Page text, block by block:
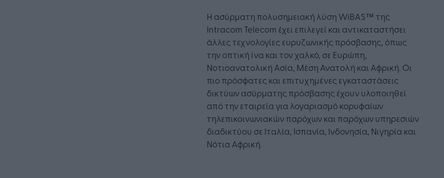
Η ασύρματη πολυσημειακή λύση WiBAS™ της
Intracom Telecom έχει επιλεγεί και αντικαταστήσει
άλλες τεχνολογίες ευρυζωνικής πρόσβασης, όπως
την οπτική ίνα και τον χαλκό, σε Ευρώπη,
Νοτιοανατολική Ασία, Μέση Ανατολή και Αφρική. Οι
πιο πρόσφατες και επιτυχημένες εγκαταστάσεις
δικτύων ασύρματης πρόσβασης έχουν υλοποιηθεί
από την εταιρεία για λογαριασμό κορυφαίων
τηλεπικοινωνιακών παρόχων και παρόχων υπηρεσιών
διαδικτύου σε Ιταλία, Ισπανία, Ινδονησία, Νιγηρία και
Νότια Αφρική.